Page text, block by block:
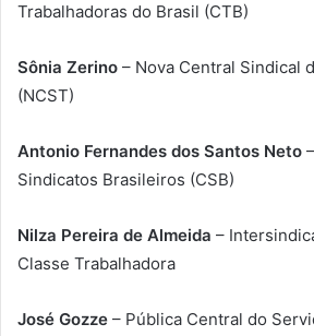
Trabalhadoras do Brasil (CTB)
Sônia Zerino – Nova Central Sindical
(NCST)
Antonio Fernandes dos Santos Neto
Sindicatos Brasileiros (CSB)
Nilza Pereira de Almeida –
Classe Trabalhadora
José Gozze – Pública Central do